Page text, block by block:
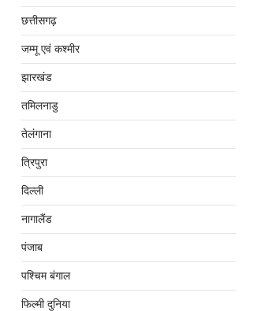
छत्तीसगढ़
जम्‍मू एवं कश्‍मीर
झारखंड
तमिलनाडु
तेलंगाना
त्रिपुरा
दिल्‍ली
नागालैंड
पंजाब
पश्चिम बंगाल
फिल्मी दुनिया